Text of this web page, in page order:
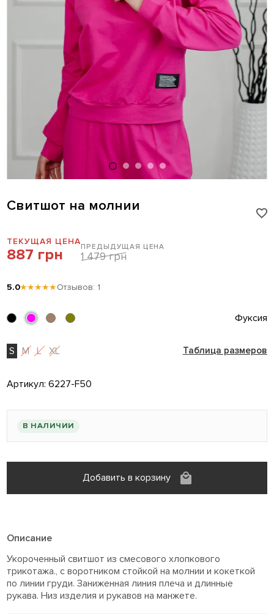
Свитшот на молнии
ТЕКУЩАЯ ЦЕНА
887 грн ПРЕДЫДУЩАЯ ЦЕНА
1 479 грн
5.0★★★★★Отзывов: 1
Фуксия
S M L XL Таблица размеров
Артикул:6227-F50
В НАЛИЧИИ
Добавить в корзину
Описание
Укороченный свитшот из смесового хлопкового
трикотажа., с воротником стойкой на молнии и кокеткой
по линии груди. Заниженная линия плеча и длинные
рукава. Низ изделия и рукавов на манжете.